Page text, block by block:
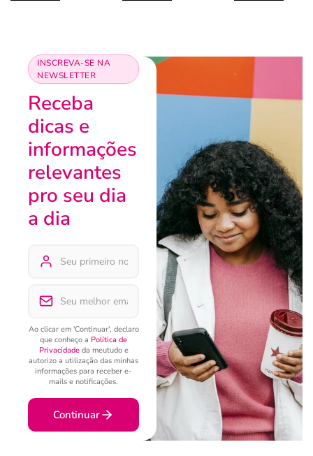
INSCREVA-SE NA
NEWSLETTER
Receba
dicas e
informações
relevantes
pro seu dia
a dia
Ao clicar em 'Continuar', declaro
que conheço a Política de
Privacidadeda meutudo e
autorizo a utilização das minhas
informações para receber e-
mails e notificações.
Continuar